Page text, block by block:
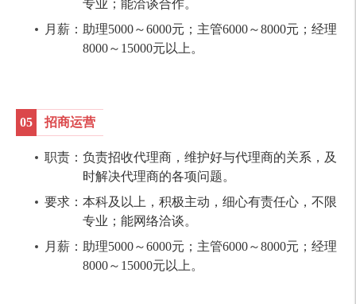
专业；能洽谈合作。
月薪：助理5000～6000元；主管6000～8000元；经理
8000～15000元以上。
05 招商运营
职责：负责招收代理商，维护好与代理商的关系，及
时解决代理商的各项问题。
要求：本科及以上，积极主动，细心有责任心，不限
专业；能网络洽谈。
月薪：助理5000～6000元；主管6000～8000元；经理
8000～15000元以上。